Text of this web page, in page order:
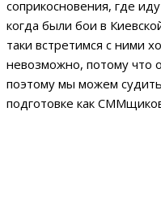
соприкосновения, где
когда были бои в
таки встретимся с ними
невозможно, потому что
поэтому мы можем
подготовке как